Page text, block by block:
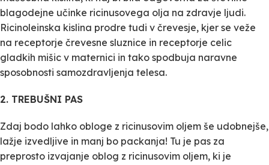
blagodejne učinke ricinusovega olja na zdravje ljudi.
Ricinoleinska kislina prodre tudi v črevesje, kjer se veže
na receptorje črevesne sluznice in receptorje celic
gladkih mišic v maternici in tako spodbuja naravne
sposobnosti samozdravljenja telesa.
2. TREBUŠNI PAS
Zdaj bodo lahko obloge z ricinusovim oljem še udobnejše,
lažje izvedljive in manj bo packanja! Tu je pas za
preprosto izvajanje oblog z ricinusovim oljem, ki je